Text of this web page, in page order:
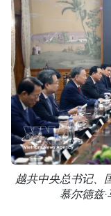
越共中央总书记、
慕尔德兹